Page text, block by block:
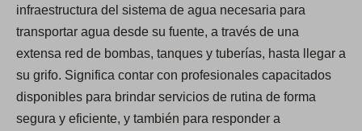
infraestructura del sistema de agua necesaria para
transportar agua desde su fuente, a través de una
extensa red de bombas, tanques y tuberías, hasta llegar a
su grifo. Significa contar con profesionales capacitados
disponibles para brindar servicios de rutina de forma
segura y eficiente, y también para responder a